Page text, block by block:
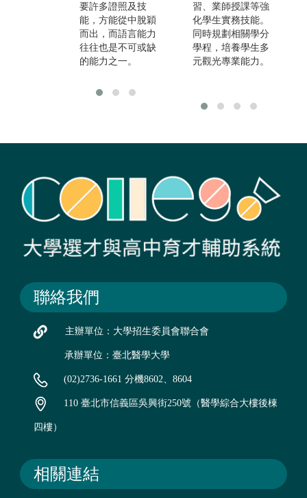
要許多證照及技
能，方能從中脫穎
而出，而語言能力
往往也是不可或缺
的能力之一。
員。
習、業師授課等強
化學生實務技能。
同時規劃相關學分
學程，培養學生多
元觀光專業能力。
聯絡我們
主辦單位：大學招生委員會聯合會
承辦單位：臺北醫學大學
(02)2736-1661 分機8602、8604
110 臺北市信義區吳興街250號（醫學綜合大樓後棟
四樓）
相關連結